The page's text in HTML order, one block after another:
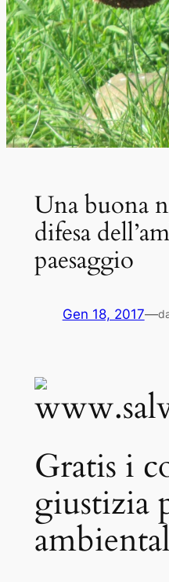
Una buona
difesa
paesaggio
Gen 18, 2017—
Gratis i
giustizia